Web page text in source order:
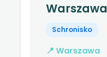
Warszawa
Schronisko
📍 Warszawa